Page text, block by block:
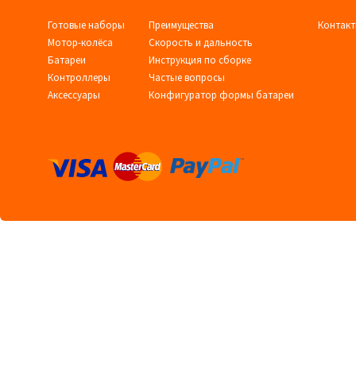
Готовые наборы
Мотор-колёса
Батареи
Контроллеры
Аксессуары
Преимущества
Скорость и дальность
Инструкция по сборке
Частые вопросы
Конфигуратор формы батареи